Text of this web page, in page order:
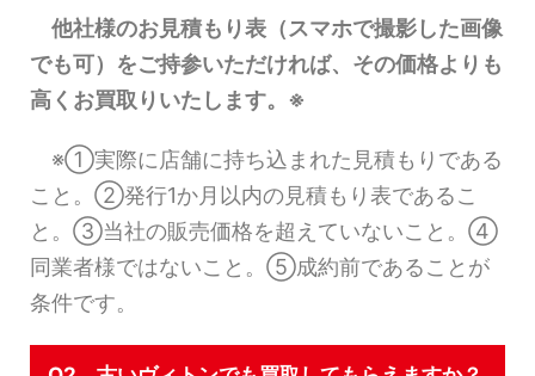
他社様のお見積もり表（スマホで撮影した画像
でも可）をご持参いただければ、その価格よりも
高くお買取りいたします。※
※①実際に店舗に持ち込まれた見積もりである
こと。②発行1か月以内の見積もり表であるこ
と。③当社の販売価格を超えていないこと。④
同業者様ではないこと。⑤成約前であることが
条件です。